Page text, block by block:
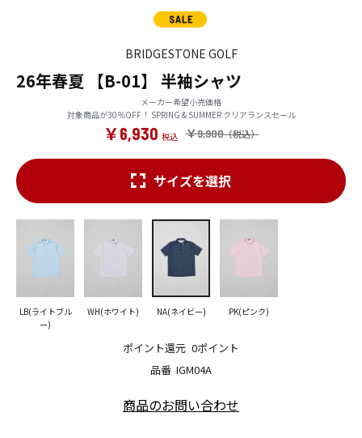
BRIDGESTONE GOLF
26年春夏 【B-01】 半袖シャツ
メーカー希望小売価格
対象商品が30％OFF！ SPRING & SUMMER クリアランスセール
￥9,900
￥6,930
品番 IGM04A
ポイント還元 0ポイント
サイズを選択
LB(ライトブル
ー)
WH(ホワイト) NA(ネイビー) PK(ピンク)
商品のお問い合わせ